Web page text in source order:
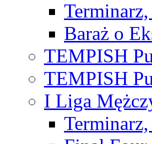
Baraż o
TEMPISH
TEMPISH
I Liga